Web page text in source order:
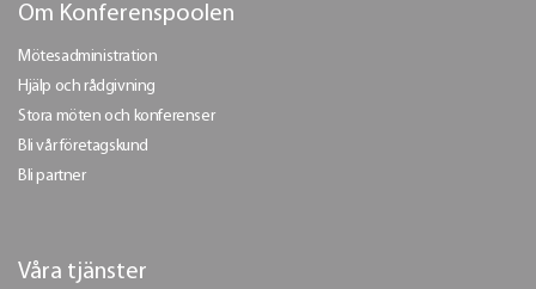
Om Konferenspoolen
Mötesadministration
Hjälp och rådgivning
Stora möten och konferenser
Bli vår företagskund
Bli partner
Våra tjänster